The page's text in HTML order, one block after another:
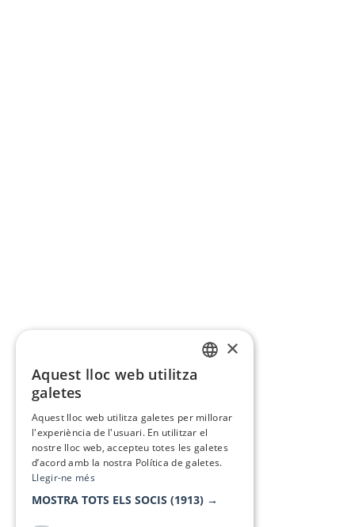
×
Aquest lloc web utilitza
galetes
Aquest lloc web utilitza galetes per millorar
l'experiència de l'usuari. En utilitzar el
nostre lloc web, accepteu totes les galetes
d’acord amb la nostra Política de galetes.
Llegir-ne més
MOSTRA TOTS ELS SOCIS (1913) →